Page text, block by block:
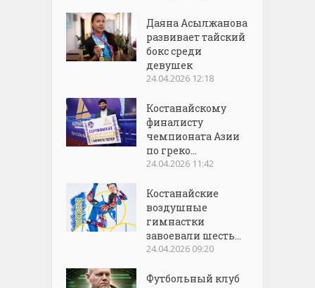
Даяна Асылжанова
развивает тайский
бокс среди
девушек
24.04.2026 12:18
Костанайскому
финалисту
чемпионата Азии
по греко...
24.04.2026 11:42
Костанайские
воздушные
гимнастки
завоевали шесть...
24.04.2026 09:20
Футбольный клуб